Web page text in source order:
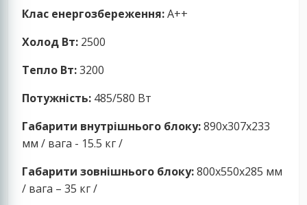
Клас енергозбереження:A++
Холод Вт: 2500
Тепло Вт:3200
Потужність: 485/580 Вт
Габарити внутрішнього блоку:890x307x233
мм / вага - 15.5 кг /
Габарити зовнішнього блоку:800x550x285 мм
/ вага – 35 кг /